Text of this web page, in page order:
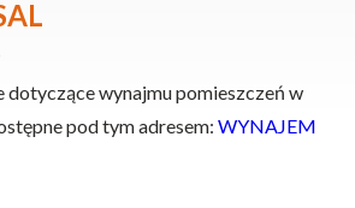
wynajmu pomieszczeń w
pod tym adresem: WYNAJEM